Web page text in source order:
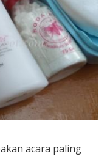
acara paling